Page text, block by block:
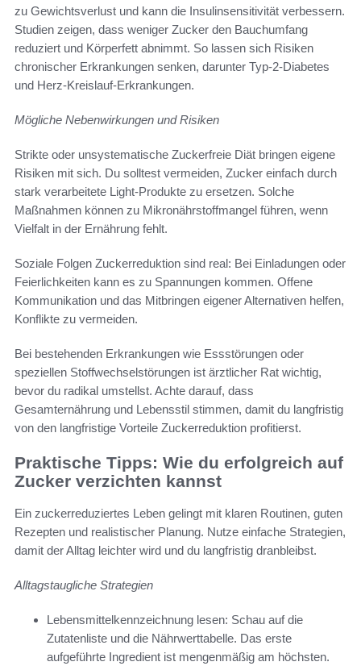
zu Gewichtsverlust und kann die Insulinsensitivität verbessern.
Studien zeigen, dass weniger Zucker den Bauchumfang
reduziert und Körperfett abnimmt. So lassen sich Risiken
chronischer Erkrankungen senken, darunter Typ‑2‑Diabetes
und Herz-Kreislauf-Erkrankungen.
Mögliche Nebenwirkungen und Risiken
Strikte oder unsystematische Zuckerfreie Diät bringen eigene
Risiken mit sich. Du solltest vermeiden, Zucker einfach durch
stark verarbeitete Light‑Produkte zu ersetzen. Solche
Maßnahmen können zu Mikronährstoffmangel führen, wenn
Vielfalt in der Ernährung fehlt.
Soziale Folgen Zuckerreduktion sind real: Bei Einladungen oder
Feierlichkeiten kann es zu Spannungen kommen. Offene
Kommunikation und das Mitbringen eigener Alternativen helfen,
Konflikte zu vermeiden.
Bei bestehenden Erkrankungen wie Essstörungen oder
speziellen Stoffwechselstörungen ist ärztlicher Rat wichtig,
bevor du radikal umstellst. Achte darauf, dass
Gesamternährung und Lebensstil stimmen, damit du langfristig
von den langfristige Vorteile Zuckerreduktion profitierst.
Praktische Tipps: Wie du erfolgreich auf
Zucker verzichten kannst
Ein zuckerreduziertes Leben gelingt mit klaren Routinen, guten
Rezepten und realistischer Planung. Nutze einfache Strategien,
damit der Alltag leichter wird und du langfristig dranbleibst.
Alltagstaugliche Strategien
Lebensmittelkennzeichnung lesen: Schau auf die
Zutatenliste und die Nährwerttabelle. Das erste
aufgeführte Ingredient ist mengenmäßig am höchsten.